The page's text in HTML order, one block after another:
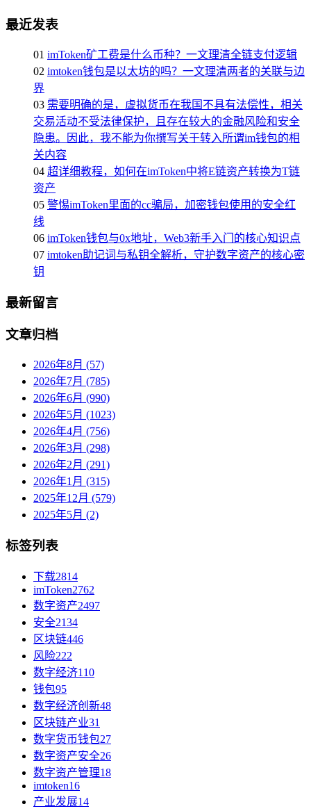
最近发表
01 imToken矿工费是什么币种？一文理清全链支付逻辑
02 imtoken钱包是以太坊的吗？一文理清两者的关联与边
界
03 需要明确的是，虚拟货币在我国不具有法偿性，相关
交易活动不受法律保护，且存在较大的金融风险和安全
隐患。因此，我不能为你撰写关于转入所谓im钱包的相
关内容
04 超详细教程，如何在imToken中将E链资产转换为T链
资产
05 警惕imToken里面的cc骗局，加密钱包使用的安全红
线
06 imToken钱包与0x地址，Web3新手入门的核心知识点
07 imtoken助记词与私钥全解析，守护数字资产的核心密
钥
最新留言
文章归档
2026年8月 (57)
2026年7月 (785)
2026年6月 (990)
2026年5月 (1023)
2026年4月 (756)
2026年3月 (298)
2026年2月 (291)
2026年1月 (315)
2025年12月 (579)
2025年5月 (2)
标签列表
下载2814
imToken2762
数字资产2497
安全2134
区块链446
风险222
数字经济110
钱包95
数字经济创新48
区块链产业31
数字货币钱包27
数字资产安全26
数字资产管理18
imtoken16
产业发展14